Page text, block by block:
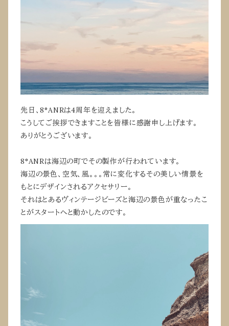
先日、8°ANRは4周年を迎えました。
こうしてご挨拶できますことを皆様に感謝申し上げます。
ありがとうございます。
8°ANRは海辺の町でその製作が行われています。
海辺の景色、空気、風。。。常に変化するその美しい情景を
もとにデザインされるアクセサリー。
それはとあるヴィンテージビーズと海辺の景色が重なったこ
とがスタートへと動かしたのです。